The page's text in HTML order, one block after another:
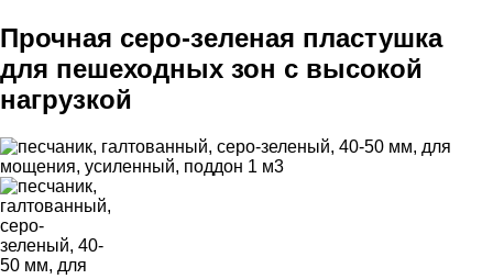
Прочная серо-зеленая пластушка
для пешеходных зон с высокой
нагрузкой